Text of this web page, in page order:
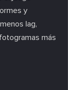
y
lag,
más